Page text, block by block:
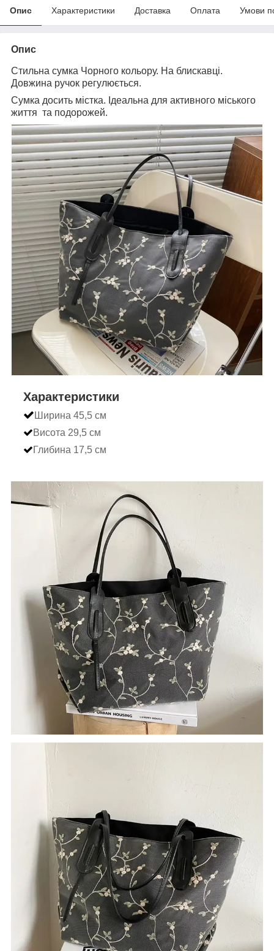
Опис Характеристики Доставка Оплата Умови
Опис
Стильна сумка Чорного кольору. На блискавці.
Довжина ручок регулюється.
Сумка досить містка. Ідеальна для активного міського
життя та подорожей.
Характеристики
Ширина 45,5 см
Висота 29,5 см
Глибина 17,5 см